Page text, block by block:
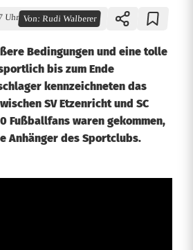
Uhr Von:Rudi Walberer
Bedingungen und eine tolle
bis zum Ende
kennzeichneten das
SV Etzenricht und SC
Fußballfans waren gekommen,
Anhänger des Sportclubs.